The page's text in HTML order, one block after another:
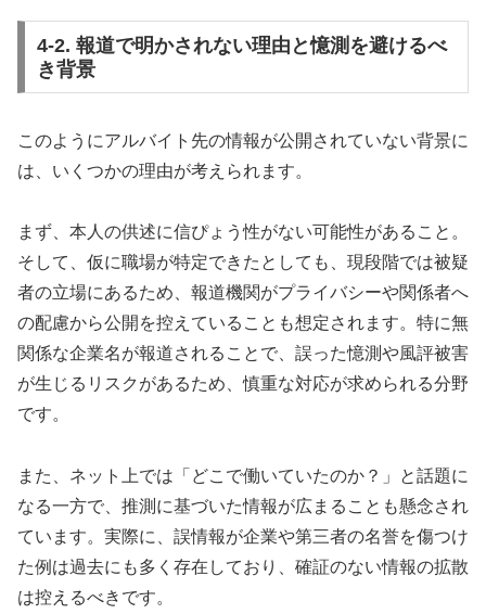
4-2. 報道で明かされない理由と憶測を避けるべ
き背景
このようにアルバイト先の情報が公開されていない背景に
は、いくつかの理由が考えられます。
まず、本人の供述に信ぴょう性がない可能性があること。
そして、仮に職場が特定できたとしても、現段階では被疑
者の立場にあるため、報道機関がプライバシーや関係者へ
の配慮から公開を控えていることも想定されます。特に無
関係な企業名が報道されることで、誤った憶測や風評被害
が生じるリスクがあるため、慎重な対応が求められる分野
です。
また、ネット上では「どこで働いていたのか？」と話題に
なる一方で、推測に基づいた情報が広まることも懸念され
ています。実際に、誤情報が企業や第三者の名誉を傷つけ
た例は過去にも多く存在しており、確証のない情報の拡散
は控えるべきです。